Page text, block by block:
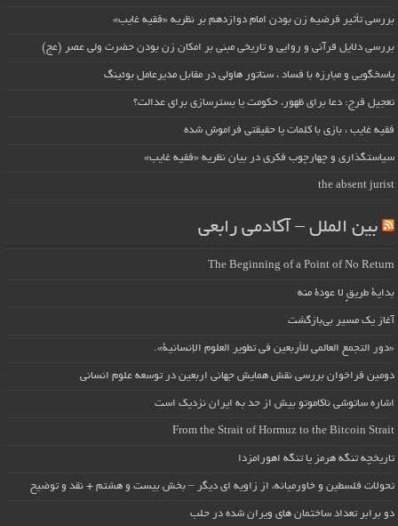
بررسی تأثیر فرضیه زن بودن امام دوازدهم بر نظریه «فقیه غایب»
بررسی دلایل قرآنی و روایی و تاریخی مبنی بر امکان زن بودن حضرت ولی عصر (عج)
پاسخگویی و مبارزه با فساد ، سناتور هاولی در مقابل مدیرعامل بوئینگ
تعجیل فرج: دعا برای ظهور، حکومت یا بسترسازی برای عدالت؟
فقیه غایب ، بازی با کلمات یا حقیقتی فراموش شده
سیاستگذاری و چهارچوب فکری در بیان نظریه «فقیه غایب»
the absent jurist
بین الملل – آکادمی رابعی
The Beginning of a Point of No Return
بداية طريقٍ لا عودة منه
آغاز یک مسیر بی‌بازگشت
«دور التجمع العالمي للأربعين في تطوير العلوم الإنسانية».
دومین فراخوان بررسی نقش همایش جهانی اربعین در توسعه علوم انسانی
اشاره ساتوشی ناکاموتو بیش از حد به ایران نزدیک است
From the Strait of Hormuz to the Bitcoin Strait
تاریخچه تنگه هرمز یا تنگه اهورامزدا
تحولات فلسطین و خاورمیانه، از زاویه ای دیگر – بخش بیست و هشتم + نقد و توضیح
دو برابر تعداد ساختمان های ویران شده در حلب